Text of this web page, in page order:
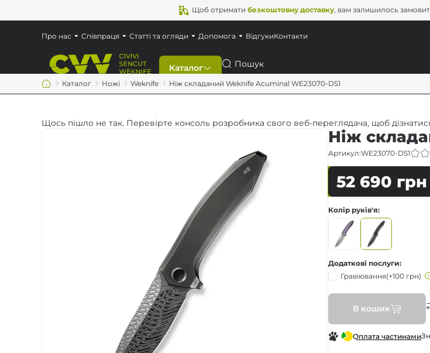
Щоб отриматибезкоштовну доставку, вам залишилось
Каталог
Мультитули
Аксесуари
Ножі по типу замка
Ножі за призначенням
Пошук
Про нас Співпраця Статті та огляди Допомога ВідгукиКонтакти
Каталог Ножі Weknife Ніж складаний Weknife Acuminal WE23070-DS1
Щось пішло не так. Перевірте консоль розробника свого веб-переглядача, щоб
Ніж
Артикул:WE23070-DS1
52 690 грн
Колір руків'я
Додаткові послуги
Гравіювання(+100 грн)
В кошик
Оплата частинами